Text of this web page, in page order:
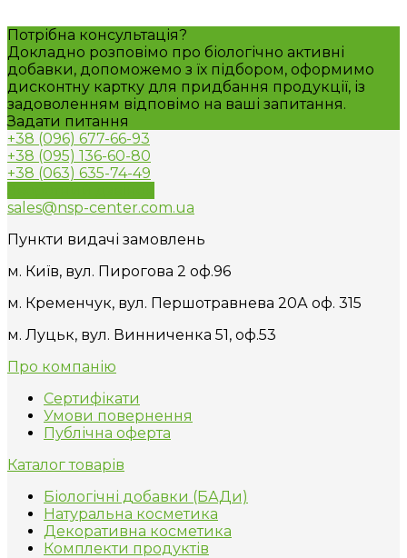
Потрібна консультація?
Докладно розповімо про біологічно активні
добавки, допоможемо з їх підбором, оформимо
дисконтну картку для придбання продукції, із
задоволенням відповімо на ваші запитання.
Задати питання
+38 (096) 677-66-93
+38 (095) 136-60-80
+38 (063) 635-74-49
sales@nsp-center.com.ua
Пункти видачі замовлень
м. Київ, вул. Пирогова 2 оф.96
м. Кременчук, вул. Першотравнева 20А оф. 315
м. Луцьк, вул. Винниченка 51, оф.53
Про компанію
Сертифікати
Умови повернення
Публічна оферта
Каталог товарів
Біологічні добавки (БАДи)
Натуральна косметика
Декоративна косметика
Комплекти продуктів